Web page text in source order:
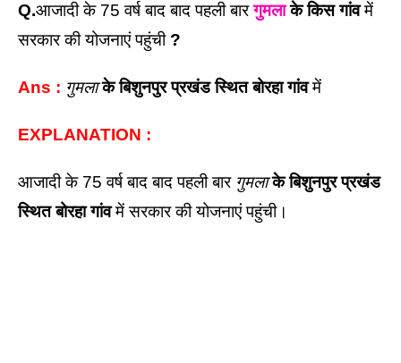
Q.आजादी के 75 वर्ष बाद बाद पहली बार गुमला के किस गांव में
सरकार की योजनाएं पहुंची ?
Ans : गुमला के बिशुनपुर प्रखंड स्थित बोरहा गांव में
EXPLANATION :
आजादी के 75 वर्ष बाद बाद पहली बार गुमला के बिशुनपुर प्रखंड
स्थित बोरहा गांव में सरकार की योजनाएं पहुंची।